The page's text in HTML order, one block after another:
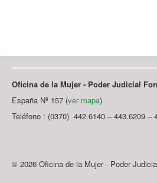
Oficina de la Mujer - Poder Judicial
España Nº 157 (ver mapa)
Teléfono : (0370) 442.6140 – 443.6209 –
© 2026 Oficina de la Mujer - Poder